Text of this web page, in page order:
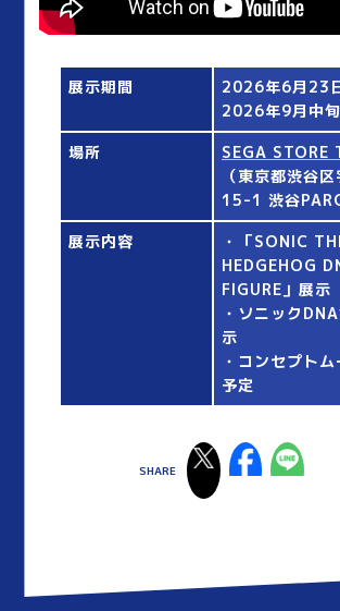
展示期間
2026年6月23
2026年9月中
場所
SEGA STORE
（東京都渋谷
15-1 渋谷
展示内容
・「SONIC
HEDGEHOG
FIGURE」展示
・ソニック
示
・コンセプト
予定